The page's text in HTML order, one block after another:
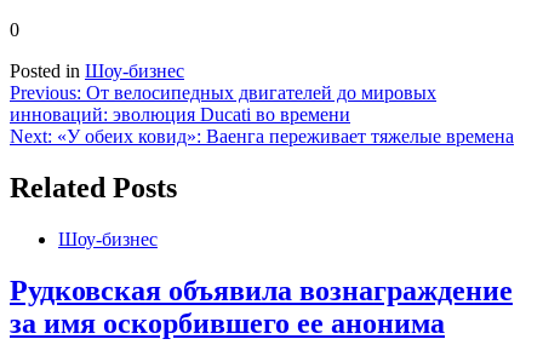
0
Posted in Шоу-бизнес
Навигация
по
Previous: От велосипедных двигателей до мировых
инноваций: эволюция Ducati во времени
Next: «У обеих ковид»: Ваенга переживает тяжелые времена
Related Posts
Шоу-бизнес
Рудковская объявила вознаграждение
за имя оскорбившего ее анонима